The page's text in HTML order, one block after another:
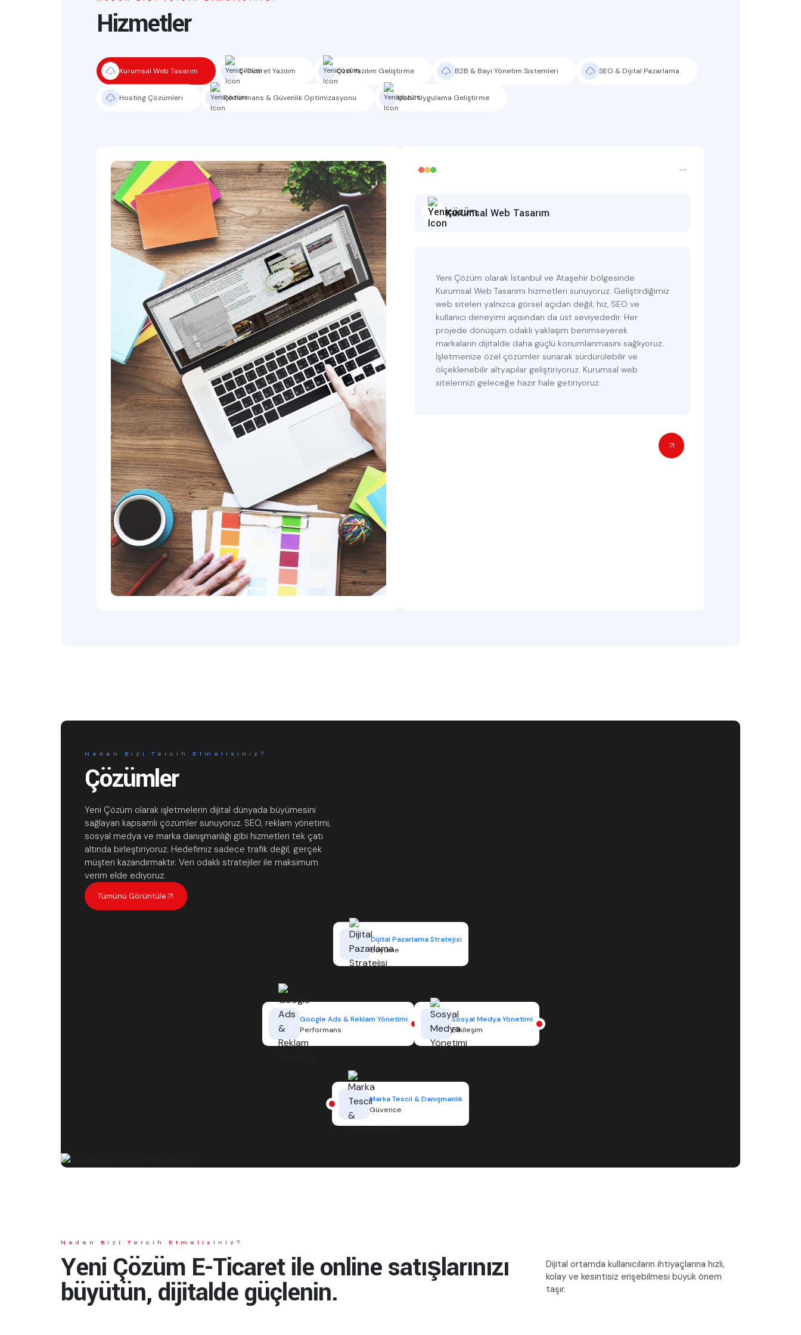
Hizmetler
Kurumsal Web Tasarım E-Ticaret Yazılım Özel Yazılım Geliştirme B2B & Bayi Yönetim Sistemleri SEO & Dijital Pazarlama
Hosting Çözümleri Performans & Güvenlik Optimizasyonu Mobil Uygulama Geliştirme
Kurumsal Web Tasarım
Yeni Çözüm olarak İstanbul ve Ataşehir bölgesinde
Kurumsal Web Tasarımı hizmetleri sunuyoruz. Geliştirdiğimiz
web siteleri yalnızca görsel açıdan değil; hız, SEO ve
kullanıcı deneyimi açısından da üst seviyededir. Her
projede dönüşüm odaklı yaklaşım benimseyerek
markaların dijitalde daha güçlü konumlanmasını sağlıyoruz.
İşletmenize özel çözümler sunarak sürdürülebilir ve
ölçeklenebilir altyapılar geliştiriyoruz. Kurumsal web
sitelerinizi geleceğe hazır hale getiriyoruz.
Neden Bizi Tercih Etmelisiniz?
Çözümler
Yeni Çözüm olarak işletmelerin dijital dünyada büyümesini
sağlayan kapsamlı çözümler sunuyoruz. SEO, reklam yönetimi,
sosyal medya ve marka danışmanlığı gibi hizmetleri tek çatı
altında birleştiriyoruz. Hedefimiz sadece trafik değil, gerçek
müşteri kazandırmaktır. Veri odaklı stratejiler ile maksimum
verim elde ediyoruz.
Tümünü Görüntüle
Dijital Pazarlama Stratejisi
Büyüme
Google Ads & Reklam Yönetimi
Performans
Sosyal Medya Yönetimi
Etkileşim
Marka Tescil & Danışmanlık
Güvence
Neden Bizi Tercih Etmelisiniz?
Yeni Çözüm E-Ticaret ile online satışlarınızı
büyütün, dijitalde güçlenin.
Dijital ortamda kullanıcıların ihtiyaçlarına hızlı,
kolay ve kesintisiz erişebilmesi büyük önem
taşır.